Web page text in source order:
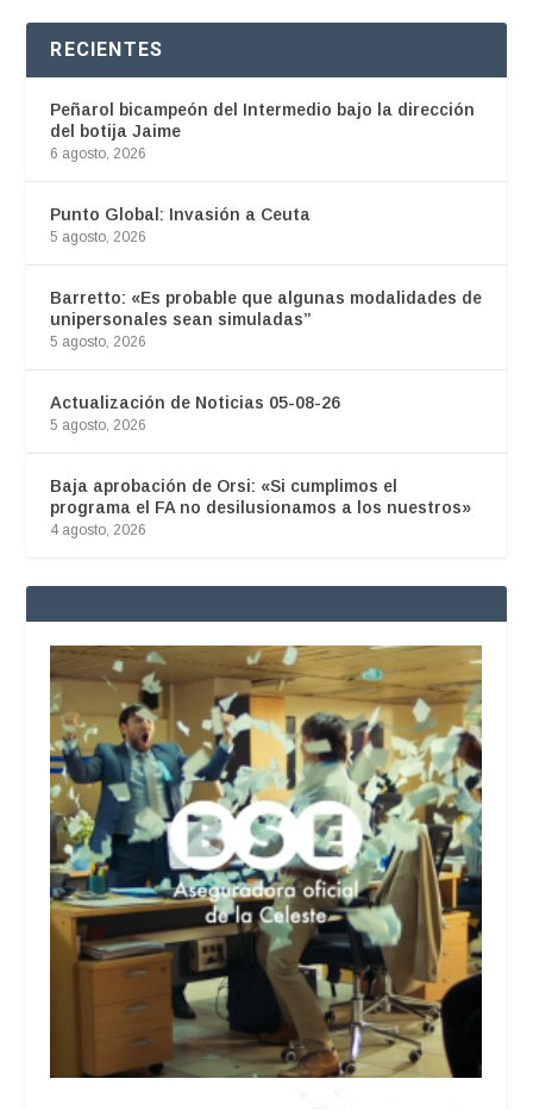
RECIENTES
Peñarol bicampeón del Intermedio bajo la dirección
del botija Jaime
6 agosto, 2026
Punto Global: Invasión a Ceuta
5 agosto, 2026
Barretto: «Es probable que algunas modalidades de
unipersonales sean simuladas”
5 agosto, 2026
Actualización de Noticias 05-08-26
5 agosto, 2026
Baja aprobación de Orsi: «Si cumplimos el
programa el FA no desilusionamos a los nuestros»
4 agosto, 2026